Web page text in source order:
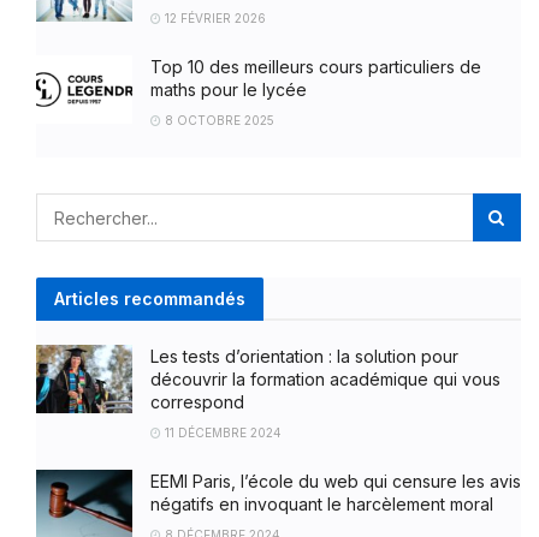
12 FÉVRIER 2026
Top 10 des meilleurs cours particuliers de
maths pour le lycée
8 OCTOBRE 2025
Articles recommandés
Les tests d’orientation : la solution pour
découvrir la formation académique qui vous
correspond
11 DÉCEMBRE 2024
EEMI Paris, l’école du web qui censure les avis
négatifs en invoquant le harcèlement moral